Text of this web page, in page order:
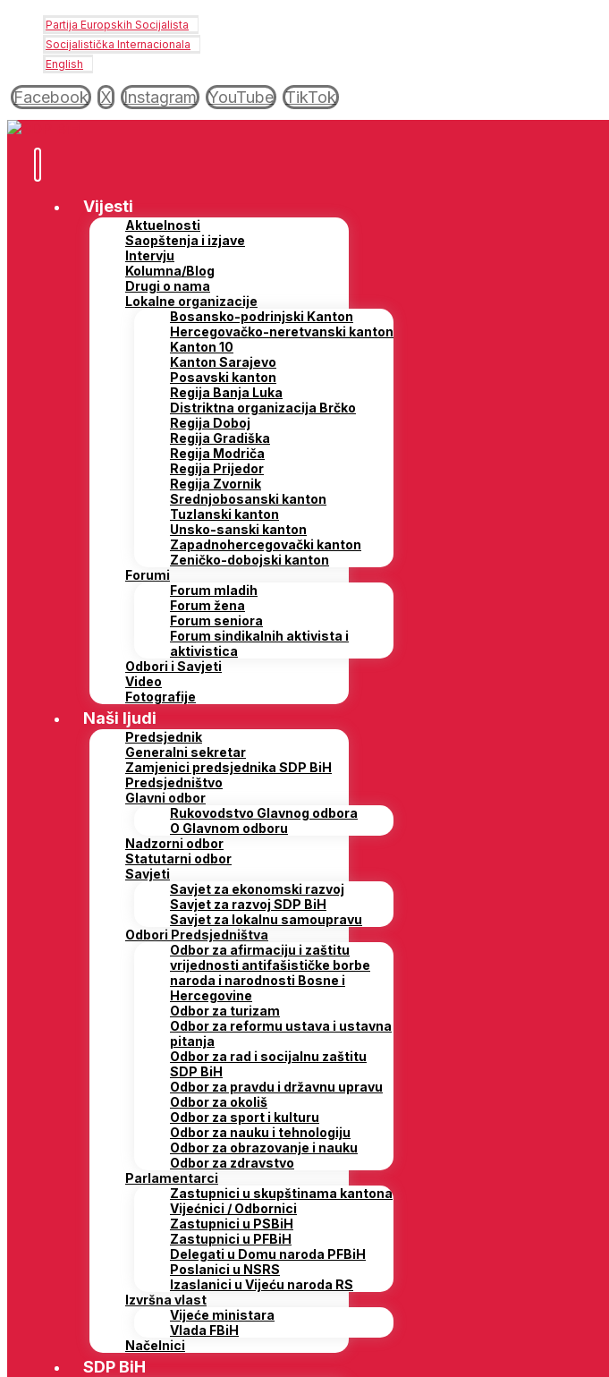
Partija Europskih Socijalista
Socijalistička Internacionala
English
Facebook X Instagram YouTube TikTok
Vijesti
Aktuelnosti
Saopštenja i izjave
Intervju
Kolumna/Blog
Drugi o nama
Lokalne organizacije
Bosansko-podrinjski Kanton
Hercegovačko-neretvanski kanton
Kanton 10
Kanton Sarajevo
Posavski kanton
Regija Banja Luka
Distriktna organizacija Brčko
Regija Doboj
Regija Gradiška
Regija Modriča
Regija Prijedor
Regija Zvornik
Srednjobosanski kanton
Tuzlanski kanton
Unsko-sanski kanton
Zapadnohercegovački kanton
Zeničko-dobojski kanton
Forumi
Forum mladih
Forum žena
Forum seniora
Forum sindikalnih aktivista i
aktivistica
Odbori i Savjeti
Video
Fotografije
Naši ljudi
Predsjednik
Generalni sekretar
Zamjenici predsjednika SDP BiH
Predsjedništvo
Glavni odbor
Rukovodstvo Glavnog odbora
O Glavnom odboru
Nadzorni odbor
Statutarni odbor
Savjeti
Savjet za ekonomski razvoj
Savjet za razvoj SDP BiH
Savjet za lokalnu samoupravu
Odbori Predsjedništva
Odbor za afirmaciju i zaštitu
vrijednosti antifašističke borbe
naroda i narodnosti Bosne i
Hercegovine
Odbor za turizam
Odbor za reformu ustava i ustavna
pitanja
Odbor za rad i socijalnu zaštitu
SDP BiH
Odbor za pravdu i državnu upravu
Odbor za okoliš
Odbor za sport i kulturu
Odbor za nauku i tehnologiju
Odbor za obrazovanje i nauku
Odbor za zdravstvo
Parlamentarci
Zastupnici u skupštinama kantona
Vijećnici / Odbornici
Zastupnici u PSBiH
Zastupnici u PFBiH
Delegati u Domu naroda PFBiH
Poslanici u NSRS
Izaslanici u Vijeću naroda RS
Izvršna vlast
Vijeće ministara
Vlada FBiH
Načelnici
SDP BiH